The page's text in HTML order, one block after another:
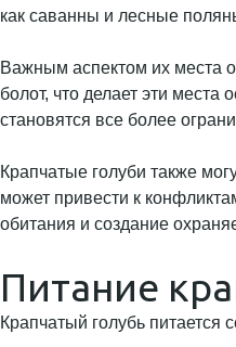
как саванны и лесные
Важным аспектом их места
болот, что делает эти
становятся все более
Крапчатые голуби также
может привести к
обитания и создание
Питание
Крапчатый голубь